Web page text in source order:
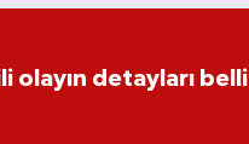
olayın detayları belli